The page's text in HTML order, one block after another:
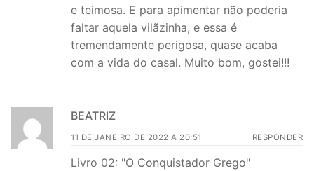
e teimosa. E para apimentar não poderia
faltar aquela vilãzinha, e essa é
tremendamente perigosa, quase acaba
com a vida do casal. Muito bom, gostei!!!
BEATRIZ
11 DE JANEIRO DE 2022 A 20:51 RESPONDER
Livro 02: "O Conquistador Grego"